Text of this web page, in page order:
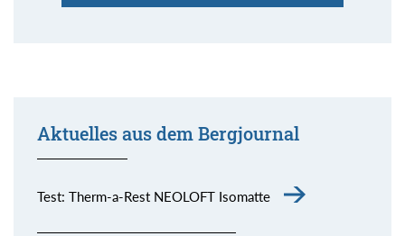
Aktuelles aus dem Bergjournal
Test: Therm-a-Rest NEOLOFT Isomatte